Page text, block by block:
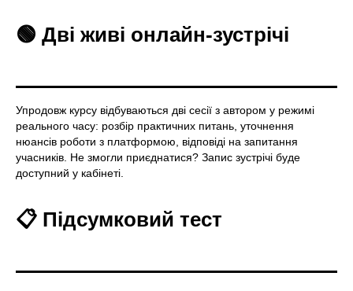
🟢 Дві живі онлайн-зустрічі
Упродовж курсу відбуваються дві сесії з автором у режимі
реального часу: розбір практичних питань, уточнення
нюансів роботи з платформою, відповіді на запитання
учасників. Не змогли приєднатися? Запис зустрічі буде
доступний у кабінеті.
📋 Підсумковий тест